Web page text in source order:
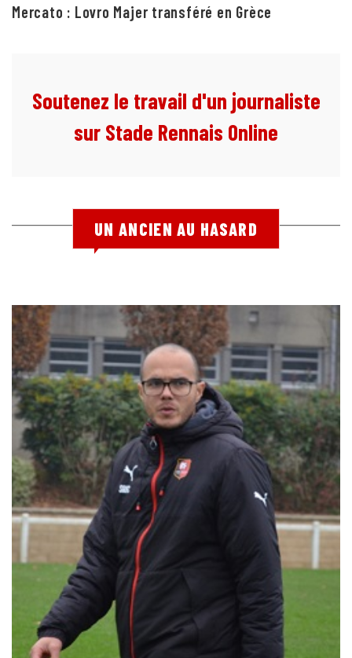
Mercato : Lovro Majer transféré en Grèce
Soutenez le travail d'un journaliste
sur Stade Rennais Online
UN ANCIEN AU HASARD